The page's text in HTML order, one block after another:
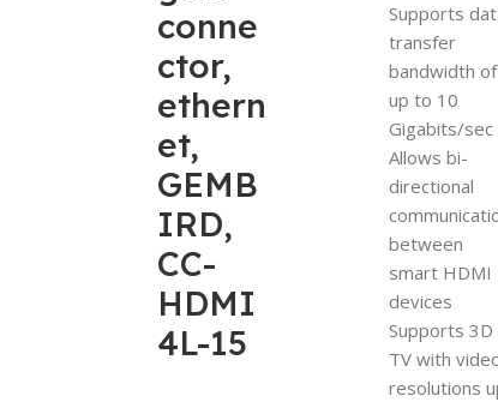
conne
ctor,
ethern
et,
GEMB
IRD,
CC-
HDMI
4L-15
Supports
transfer
bandwidth of
up to 10
Gigabits/sec
Allows bi-
directional
between
smart HDMI
devices
Supports 3D
TV with
resolutions